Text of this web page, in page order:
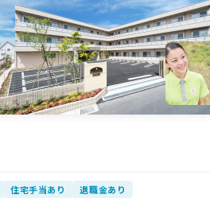
住宅手当あり
退職金あり